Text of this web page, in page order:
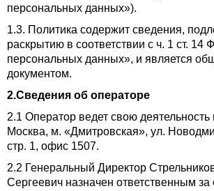
персональных данных»).
1.3. Политика содержит сведения,
раскрытию в соответствии с ч. 1 ст. 14
персональных данных», и является
документом.
2.Сведения об операторе
2.1 Оператор ведет свою деятельность
Москва, м. «Дмитровская», ул.
стр. 1, офис 1507.
2.2 Генеральный Директор
Сергеевич назначен ответственным за